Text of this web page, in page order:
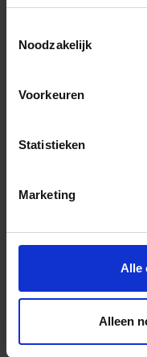
Noodzakelijk
Voorkeuren
Statistieken
Marketing
Alle
Alleen